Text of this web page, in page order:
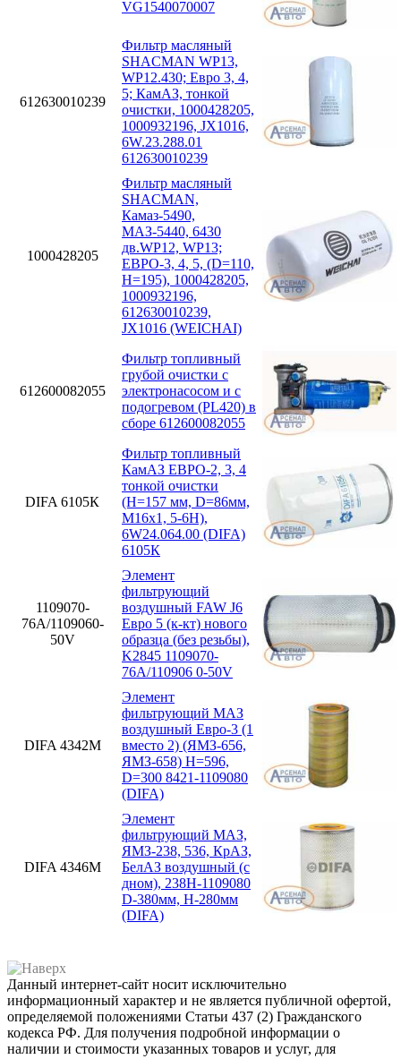
VG1540070007
612630010239
Фильтр масляный
SHACMAN WP13,
WP12.430; Eвро 3, 4,
5; КамАЗ, тонкой
очистки, 1000428205,
1000932196, JX1016,
6W.23.288.01
612630010239
1000428205
Фильтр масляный
SHACMAN,
Камаз-5490,
МАЗ-5440, 6430
дв.WP12, WP13;
ЕВРО-3, 4, 5, (D=110,
H=195), 1000428205,
1000932196,
612630010239,
JX1016 (WEICHAI)
612600082055
Фильтр топливный
грубой очистки с
электронасосом и с
подогревом (PL420) в
сборе 612600082055
DIFA 6105К
Фильтр топливный
КамАЗ ЕВРО-2, 3, 4
тонкой очистки
(H=157 мм, D=86мм,
M16x1, 5-6H),
6W24.064.00 (DIFA)
6105К
1109070-
76А/1109060-
50V
Элемент
фильтрующий
воздушный FAW J6
Евро 5 (к-кт) нового
образца (без резьбы),
K2845 1109070-
76А/110906 0-50V
DIFA 4342М
Элемент
фильтрующий МАЗ
воздушный Евро-3 (1
вместо 2) (ЯМЗ-656,
ЯМЗ-658) H=596,
D=300 8421-1109080
(DIFA)
DIFA 4346М
Элемент
фильтрующий МАЗ,
ЯМЗ-238, 536, КрАЗ,
БелАЗ воздушный (с
дном), 238Н-1109080
D-380мм, H-280мм
(DIFA)
Данный интернет-сайт носит исключительно
информационный характер и не является публичной офертой,
определяемой положениями Статьи 437 (2) Гражданского
кодекса РФ. Для получения подробной информации о
наличии и стоимости указанных товаров и услуг, для